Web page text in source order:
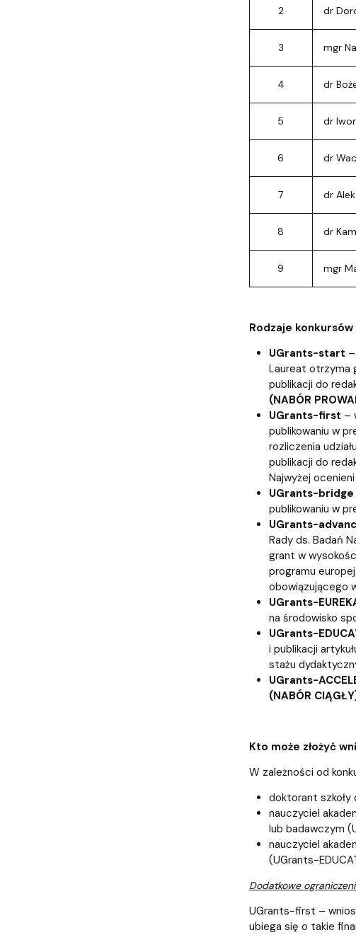
2 dr
3 mgr
4 dr
5 dr
6 dr
7 dr
8 dr
9 mgr
Rodzaje konkursów
UGrants-start –
Laureat otrzyma
publikacji do
(NABÓR
UGrants-first –
publikowaniu w
rozliczenia
publikacji do
Najwyżej
UGrants-bridge
publikowaniu w
UGrants-
Rady ds. Badań
grant w
programu
obowiązującego
UGrants-
na środowisko
UGrants-
i publikacji
stażu
UGrants-
(NABÓR
Kto może złożyć
W zależności od
doktorant
nauczyciel
lub badawczym
nauczyciel
(UGrants-
Dodatkowe
UGrants-first –
ubiega się o takie